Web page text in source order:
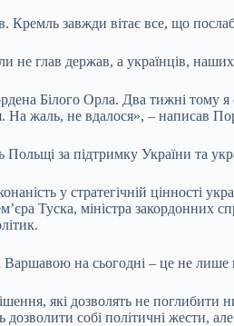
Кремль завжди вітає все, що
глав держав, а українців,
Білого Орла. Два тижні тому
На жаль, не вдалося», – написав
за підтримку України та
у стратегічній цінності
Туска, міністра закордонних
на сьогодні – це не лише
які дозволять не поглибити
дозволити собі політичні жести,